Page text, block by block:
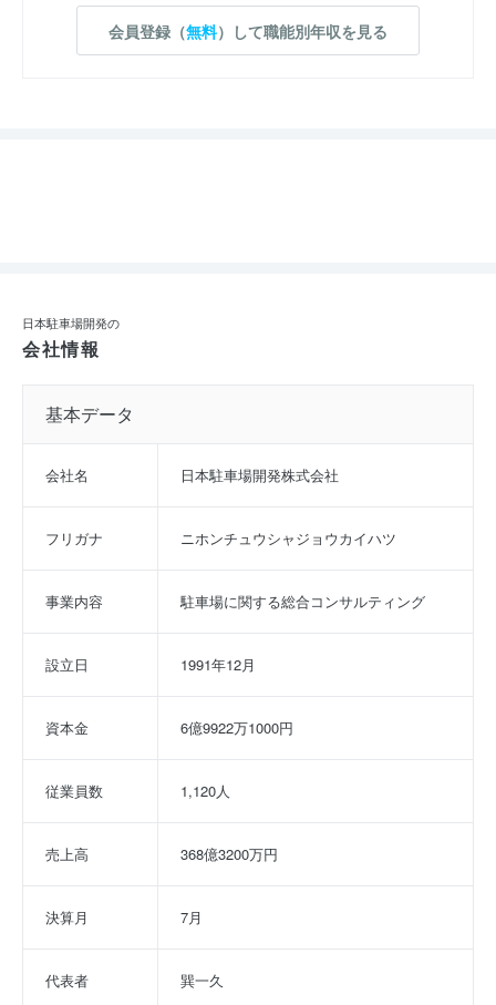
会員登録（無料）して職能別年収を見る
日本駐車場開発の
会社情報
基本データ
会社名 日本駐車場開発株式会社
フリガナ ニホンチュウシャジョウカイハツ
事業内容 駐車場に関する総合コンサルティング
設立日 1991年12月
資本金 6億9922万1000円
従業員数 1,120人
売上高 368億3200万円
決算月 7月
代表者 巽一久